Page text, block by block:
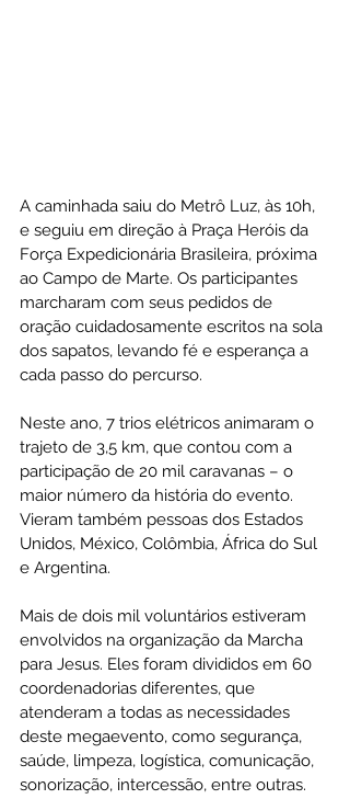
A caminhada saiu do Metrô Luz, às 10h,
e seguiu em direção à Praça Heróis da
Força Expedicionária Brasileira, próxima
ao Campo de Marte. Os participantes
marcharam com seus pedidos de
oração cuidadosamente escritos na sola
dos sapatos, levando fé e esperança a
cada passo do percurso.
Neste ano, 7 trios elétricos animaram o
trajeto de 3,5 km, que contou com a
participação de 20 mil caravanas – o
maior número da história do evento.
Vieram também pessoas dos Estados
Unidos, México, Colômbia, África do Sul
e Argentina.
Mais de dois mil voluntários estiveram
envolvidos na organização da Marcha
para Jesus. Eles foram divididos em 60
coordenadorias diferentes, que
atenderam a todas as necessidades
deste megaevento, como segurança,
saúde, limpeza, logística, comunicação,
sonorização, intercessão, entre outras.